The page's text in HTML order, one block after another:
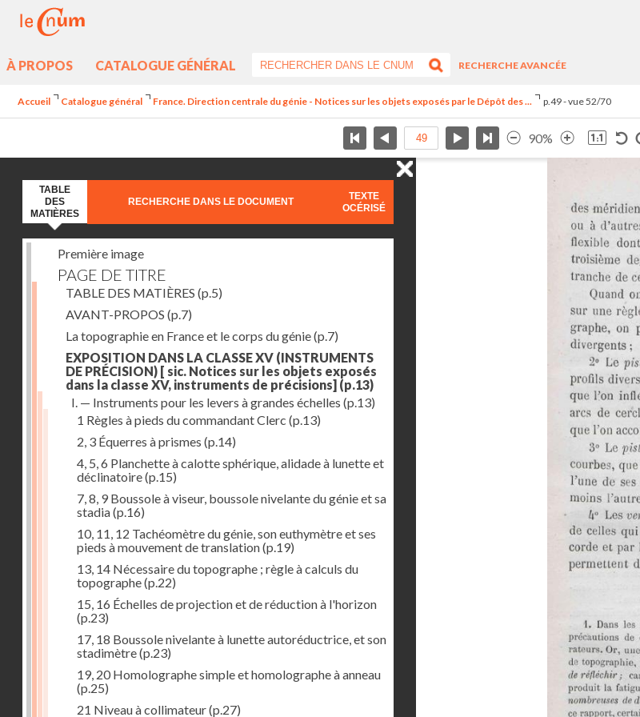
À PROPOS CATALOGUE GÉNÉRAL
RECHERCHE AVANCÉE
Accueil Catalogue général France. Direction centrale du génie - Notices sur les objets exposés par le Dépôt des ... p.49 - vue 52/70
90%
TABLE
DES
MATIÈRES
RECHERCHE DANS LE DOCUMENT
TEXTE
OCÉRISÉ
Première image
PAGE DE TITRE
TABLE DES MATIÈRES (p.5)
AVANT-PROPOS (p.7)
La topographie en France et le corps du génie(p.7)
EXPOSITION DANS LA CLASSE XV (INSTRUMENTS
DE PRÉCISION) [ sic. Notices sur les objets exposés
dans la classe XV, instruments de précisions] (p.13)
I. — Instruments pour les levers à grandes échelles (p.13)
1 Règles à pieds du commandant Clerc (p.13)
2, 3 Équerres à prismes (p.14)
4, 5, 6 Planchette à calotte sphérique, alidade à lunette et
déclinatoire(p.15)
7, 8, 9 Boussole à viseur, boussole nivelante du génie et sa
stadia(p.16)
10, 11, 12 Tachéomètre du génie, son euthymètre et ses
pieds à mouvement de translation(p.19)
13, 14 Nécessaire du topographe ; règle à calculs du
topographe(p.22)
15, 16 Échelles de projection et de réduction à l'horizon
(p.23)
17, 18 Boussole nivelante à lunette autoréductrice, et son
stadimètre(p.23)
19, 20 Homolographe simple et homolographe à anneau
(p.25)
21 Niveau à collimateur(p.27)